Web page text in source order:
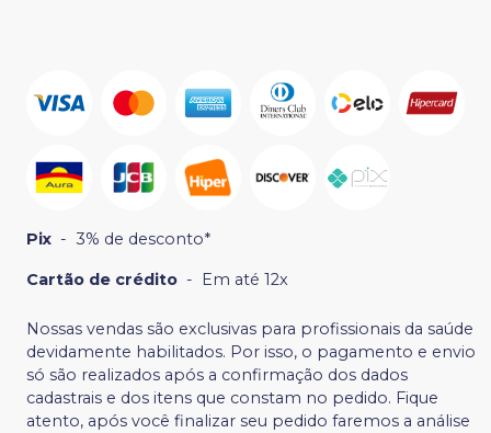
Pix - 3% de desconto*
Cartão de crédito - Em até 12x
Nossas vendas são exclusivas para profissionais da saúde
devidamente habilitados. Por isso, o pagamento e envio
só são realizados após a confirmação dos dados
cadastrais e dos itens que constam no pedido. Fique
atento, após você finalizar seu pedido faremos a análise